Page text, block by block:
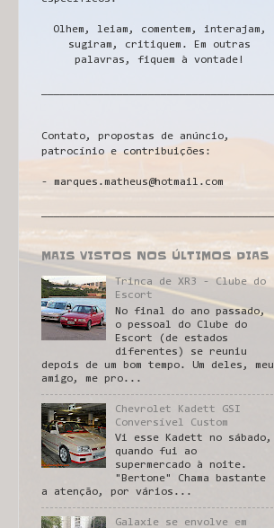
Olhem, leiam, comentem, interajam,
sugiram, critiquem. Em outras
palavras, fiquem à vontade!
Contato, propostas de anúncio,
patrocínio e contribuições:
- marques.matheus@hotmail.com
MAIS VISTOS NOS ÚLTIMOS DIAS
Trinca de XR3 - Clube do
Escort
No final do ano passado,
o pessoal do Clube do
Escort (de estados
diferentes) se reuniu
depois de um bom tempo. Um deles, meu
amigo, me pro...
Chevrolet Kadett GSI
Conversível Custom
Vi esse Kadett no sábado,
quando fui ao
supermercado à noite.
"Bertone" Chama bastante
a atenção, por vários...
Galaxie se envolve em